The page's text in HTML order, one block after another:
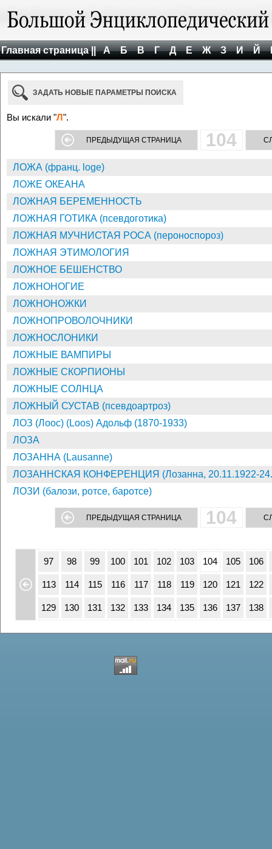
Главная страница || А Б В Г Д Е Ж З И Й
ЗАДАТЬ НОВЫЕ ПАРАМЕТРЫ ПОИСКА
Вы искали "Л".
ПРЕДЫДУЩАЯ СТРАНИЦА 104
ЛОЖА (франц. loge)
ЛОЖЕ ОКЕАНА
ЛОЖНАЯ БЕРЕМЕННОСТЬ
ЛОЖНАЯ ГОТИКА (псевдоготика)
ЛОЖНАЯ МУЧНИСТАЯ РОСА (пероноспороз)
ЛОЖНАЯ ЭТИМОЛОГИЯ
ЛОЖНОЕ БЕШЕНСТВО
ЛОЖНОНОГИЕ
ЛОЖНОНОЖКИ
ЛОЖНОПРОВОЛОЧНИКИ
ЛОЖНОСЛОНИКИ
ЛОЖНЫЕ ВАМПИРЫ
ЛОЖНЫЕ СКОРПИОНЫ
ЛОЖНЫЕ СОЛНЦА
ЛОЖНЫЙ СУСТАВ (псевдоартроз)
ЛОЗ (Лоос) (Loos) Адольф (1870-1933)
ЛОЗА
ЛОЗАННА (Lausanne)
ЛОЗАННСКАЯ КОНФЕРЕНЦИЯ (Лозанна, 20.11.1922-
ЛОЗИ (балози, ротсе, баротсе)
ПРЕДЫДУЩАЯ СТРАНИЦА 104
80
97 98 99 100 101 102 103 104 105 106
113 114 115 116 117 118 119 120 121 122
129 130 131 132 133 134 135 136 137 138